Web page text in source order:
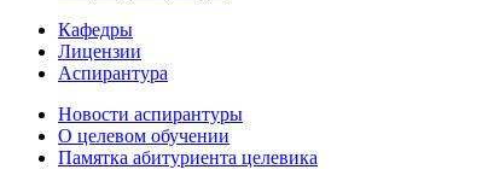
Кафедры
Лицензии
Аспирантура
Новости аспирантуры
О целевом обучении
Памятка абитуриента целевика